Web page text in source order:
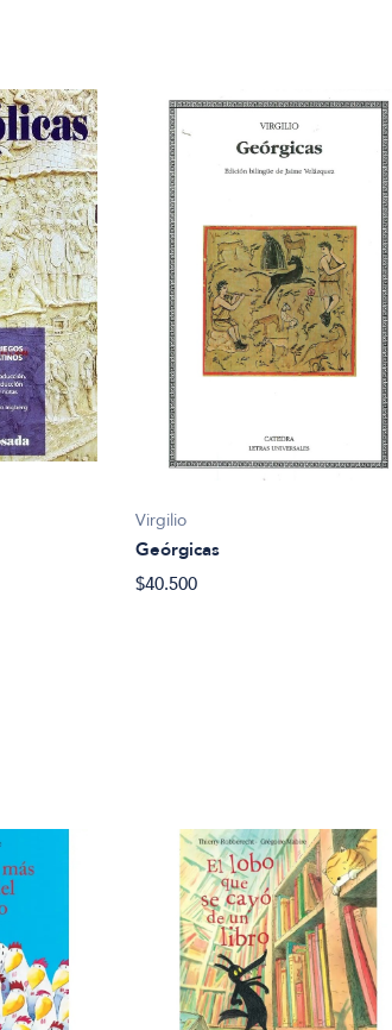
Virgilio
Geórgicas
$40.500